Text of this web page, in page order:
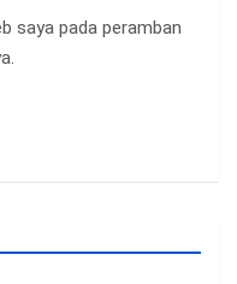
saya pada peramban